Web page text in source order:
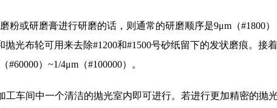
或研磨膏进行研磨的话，则通常的研磨顺序是9μm（#1800）
抛光布轮可用来去除#1200和#1500号砂纸留下的发状磨痕。接
）~1/4μm（#100000）。
工车间中一个清洁的抛光室内即可进行。若进行更加精密的抛